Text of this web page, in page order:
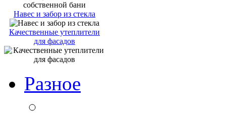
Навес и забор из стекла
Качественные утеплители
для фасадов
Разное